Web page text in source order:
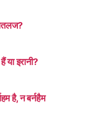
या इरानी?
है, न बर्नहैम